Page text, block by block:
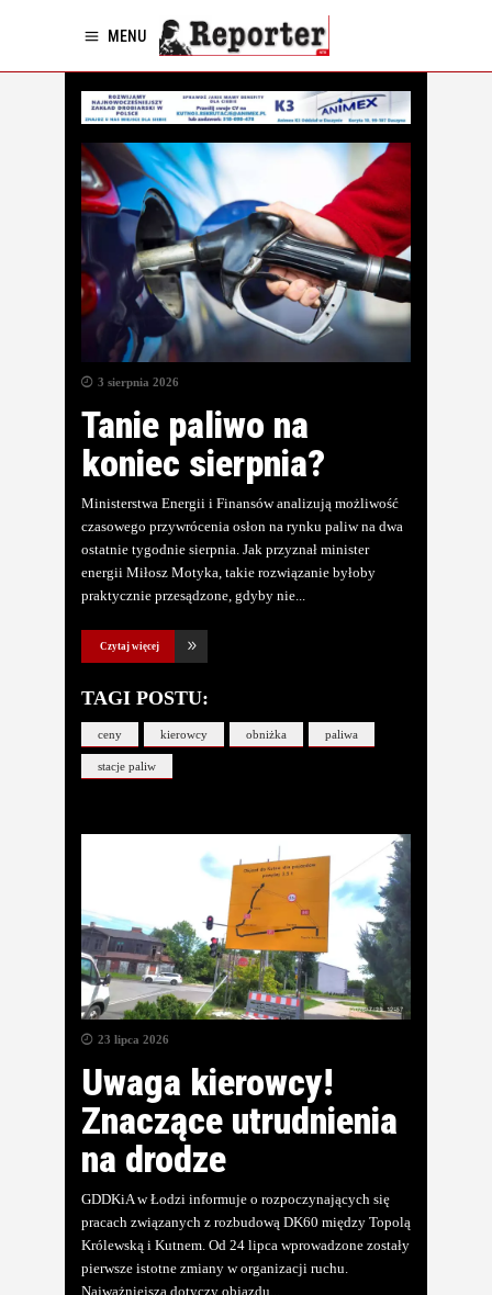
MENU
3 sierpnia 2026
Tanie paliwo na
koniec sierpnia?
Ministerstwa Energii i Finansów analizują możliwość
czasowego przywrócenia osłon na rynku paliw na dwa
ostatnie tygodnie sierpnia. Jak przyznał minister
energii Miłosz Motyka, takie rozwiązanie byłoby
praktycznie przesądzone, gdyby nie
Czytaj więcej
TAGI POSTU:
ceny kierowcy obniżka paliwa
stacje paliw
23 lipca 2026
Uwaga kierowcy!
Znaczące utrudnienia
na drodze
GDDKiA w Łodzi informuje o rozpoczynających się
pracach związanych z rozbudową DK60 między Topolą
Królewską i Kutnem. Od 24 lipca wprowadzone zostały
pierwsze istotne zmiany w organizacji ruchu.
Najważniejsza dotyczy objazdu